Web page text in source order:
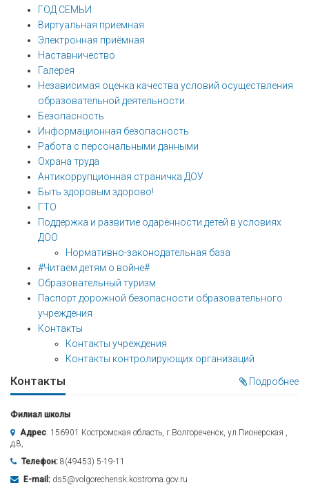
ГОД СЕМЬИ
Виртуальная приемная
Электронная приёмная
Наставничество
Галерея
Независимая оценка качества условий осуществления
образовательной деятельности.
Безопасность
Информационная безопасность
Работа с персональными данными
Охрана труда
Антикоррупционная страничка ДОУ
Быть здоровым здорово!
ГТО
Поддержка и развитие одарённости детей в условиях
ДОО
Нормативно-законодательная база
#Читаем детям о войне#
Образовательный туризм
Паспорт дорожной безопасности образовательного
учреждения
Контакты
Контакты учреждения
Контакты контролирующих организаций
Контакты Подробнее
Филиал школы
Адрес: 156901 Костромская область, г.Волгореченск, ул.Пионерская ,
д.8,
Телефон: 8(49453) 5-19-11
E-mail: ds5@volgorechensk.kostroma.gov.ru